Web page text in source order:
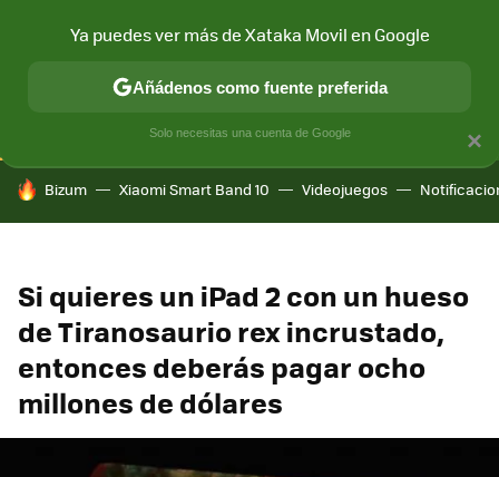
CONECTIVIDAD MÓVIL Y SOCIEDAD APLICACIONES
HOY SE HABLA DE
Bizum Xiaomi Smart Band 10 Videojuegos
Si quieres un iPad 2 con un hueso
de Tiranosaurio rex incrustado,
entonces deberás pagar ocho
millones de dólares
×
Ya puedes ver más de Xataka Movil en Google
Añádenos como fuente preferida
Solo necesitas una cuenta de Google